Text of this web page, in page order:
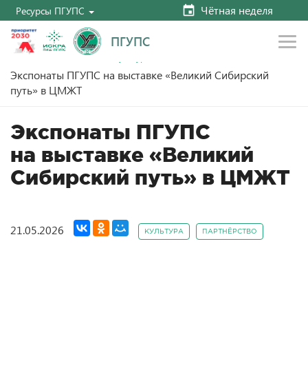
Ресурсы ПГУПС Чётная неделя
ПГУПС
Главная Новости
Экспонаты ПГУПС на выставке «Великий Сибирский
путь» в ЦМЖТ
Экспонаты ПГУПС
на выставке «Великий
Сибирский путь» в ЦМЖТ
21.05.2026 КУЛЬТУРА ПАРТНЁРСТВО